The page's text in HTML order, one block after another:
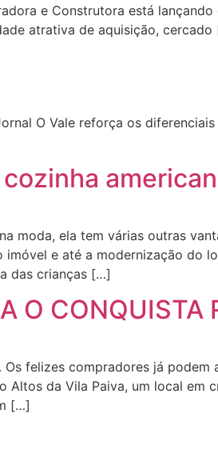
e Construtora está
atrativa de aquisição,
O Vale reforça os
moda, ela tem várias outras
e até a modernização do
das crianças […]
O CONQUISTA
felizes compradores já
Altos da Vila Paiva, um local
[…]